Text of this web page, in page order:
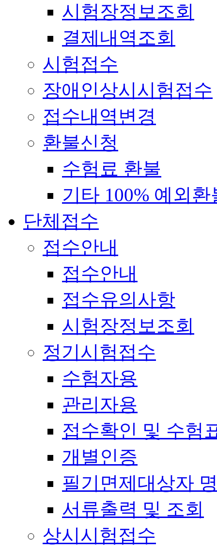
시험장정보조회
결제내역조회
시험접수
장애인상시시험접수
접수내역변경
환불신청
수험료 환불
기타 100% 예외환
단체접수
접수안내
접수안내
접수유의사항
시험장정보조회
정기시험접수
수험자용
관리자용
접수확인 및 수험
개별인증
필기면제대상자
서류출력 및 조회
상시시험접수